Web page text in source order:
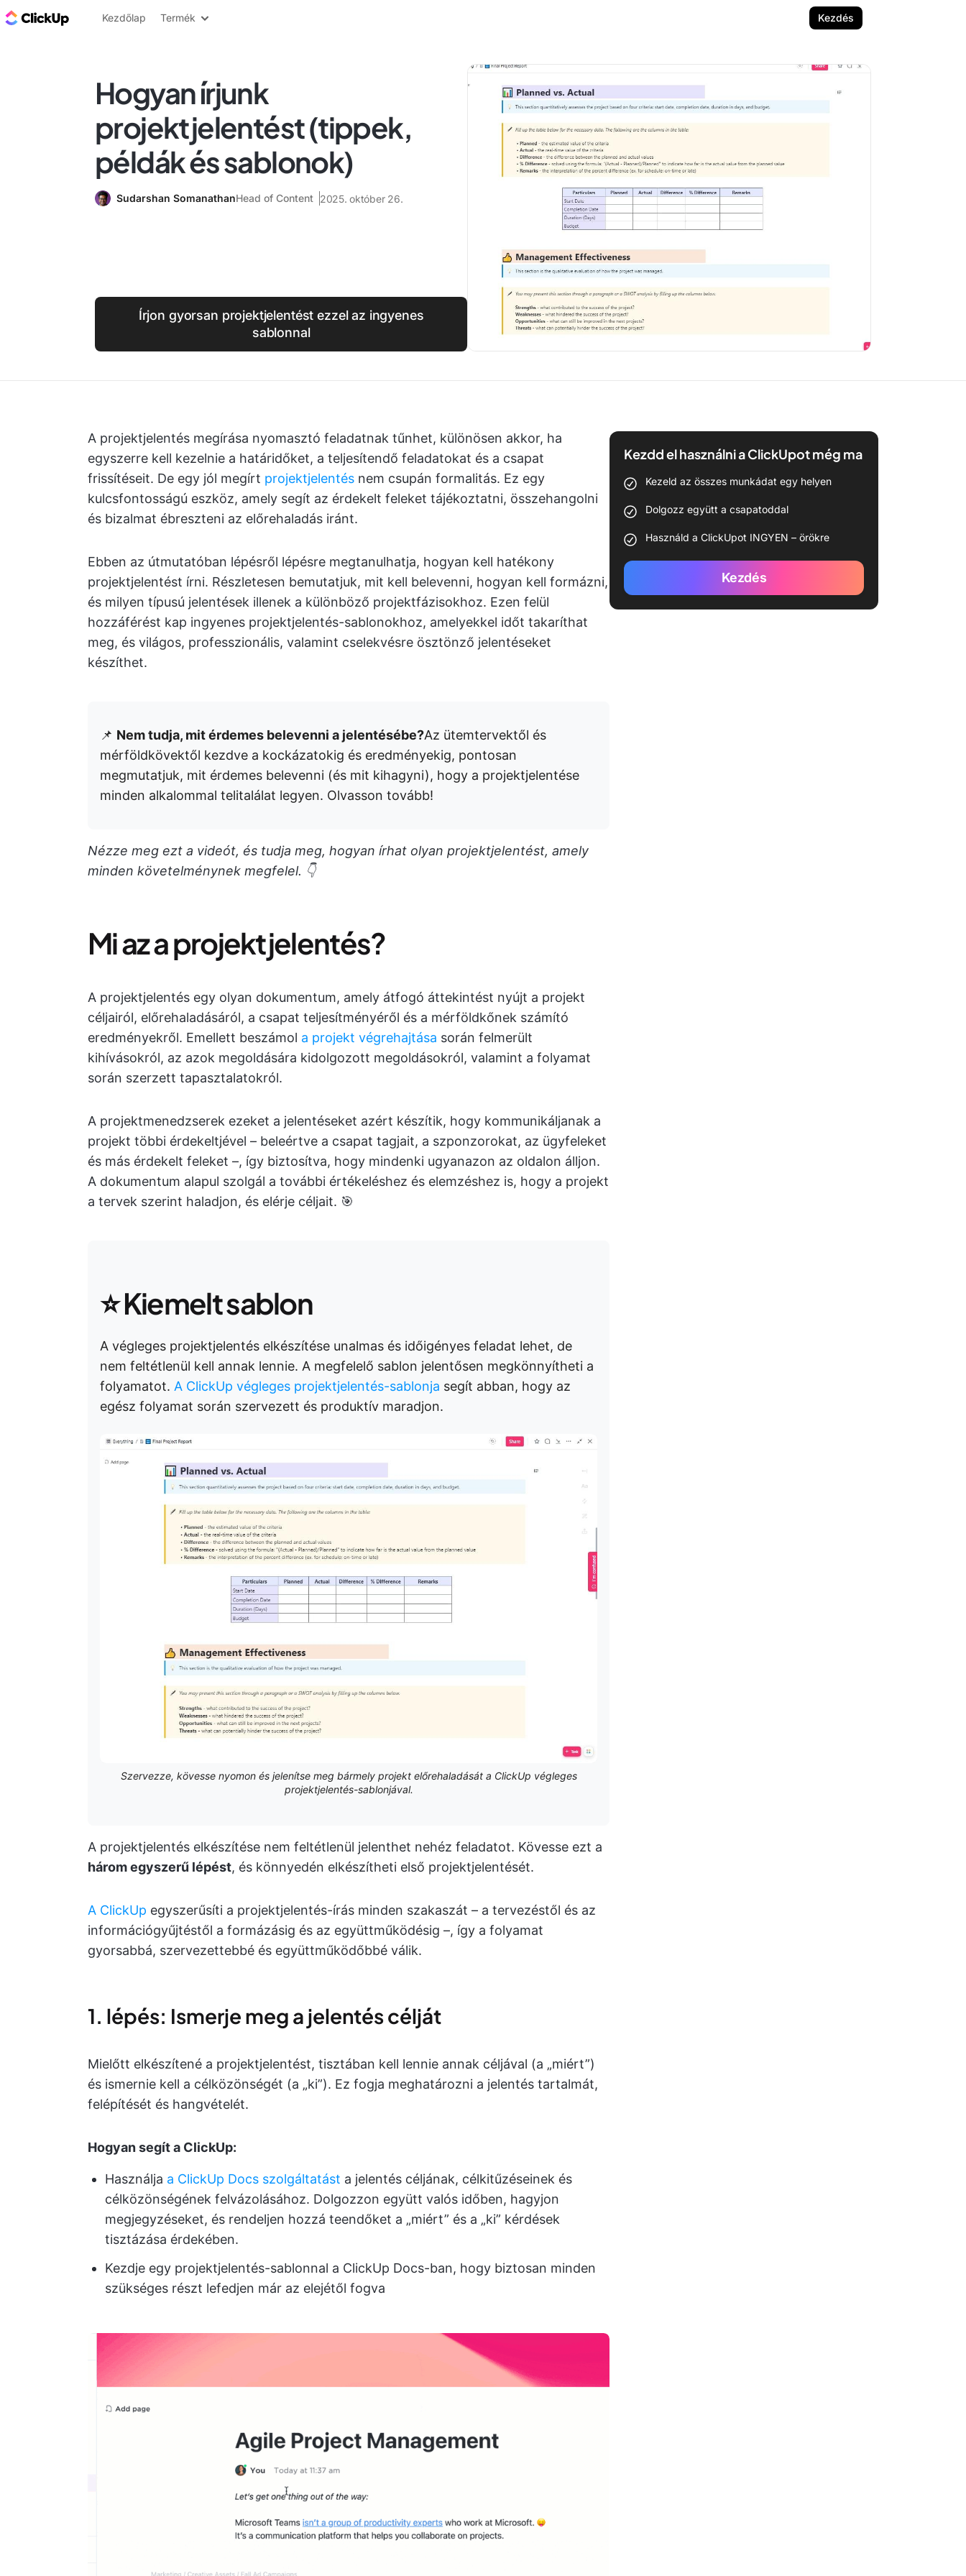
ClickUp blog
Kezdőlap Termék Kezdés
Hogyan írjunk
projektjelentést (tippek,
példák és sablonok)
Sudarshan SomanathanHead of Content 2025. október 26.
Írjon gyorsan projektjelentést ezzel az ingyenes
sablonnal
A projektjelentés megírása nyomasztó feladatnak tűnhet, különösen akkor, ha
egyszerre kell kezelnie a határidőket, a teljesítendő feladatokat és a csapat
frissítéseit. De egy jól megírt projektjelentés nem csupán formalitás. Ez egy
kulcsfontosságú eszköz, amely segít az érdekelt feleket tájékoztatni, összehangolni
és bizalmat ébreszteni az előrehaladás iránt.
Ebben az útmutatóban lépésről lépésre megtanulhatja, hogyan kell hatékony
projektjelentést írni. Részletesen bemutatjuk, mit kell belevenni, hogyan kell formázni,
és milyen típusú jelentések illenek a különböző projektfázisokhoz. Ezen felül
hozzáférést kap ingyenes projektjelentés-sablonokhoz, amelyekkel időt takaríthat
meg, és világos, professzionális, valamint cselekvésre ösztönző jelentéseket
készíthet.
📌 Nem tudja, mit érdemes belevenni a jelentésébe?Az ütemtervektől és
mérföldkövektől kezdve a kockázatokig és eredményekig, pontosan
megmutatjuk, mit érdemes belevenni (és mit kihagyni), hogy a projektjelentése
minden alkalommal telitalálat legyen. Olvasson tovább!
Nézze meg ezt a videót, és tudja meg, hogyan írhat olyan projektjelentést, amely
minden követelménynek megfelel. 👇
Mi az a projektjelentés?
A projektjelentés egy olyan dokumentum, amely átfogó áttekintést nyújt a projekt
céljairól, előrehaladásáról, a csapat teljesítményéről és a mérföldkőnek számító
eredményekről. Emellett beszámol a projekt végrehajtása során felmerült
kihívásokról, az azok megoldására kidolgozott megoldásokról, valamint a folyamat
során szerzett tapasztalatokról.
A projektmenedzserek ezeket a jelentéseket azért készítik, hogy kommunikáljanak a
projekt többi érdekeltjével – beleértve a csapat tagjait, a szponzorokat, az ügyfeleket
és más érdekelt feleket –, így biztosítva, hogy mindenki ugyanazon az oldalon álljon.
A dokumentum alapul szolgál a további értékeléshez és elemzéshez is, hogy a projekt
a tervek szerint haladjon, és elérje céljait. 🎯
⭐Kiemelt sablon
A végleges projektjelentés elkészítése unalmas és időigényes feladat lehet, de
nem feltétlenül kell annak lennie. A megfelelő sablon jelentősen megkönnyítheti a
folyamatot. A ClickUp végleges projektjelentés-sablonja segít abban, hogy az
egész folyamat során szervezett és produktív maradjon.
Szervezze, kövesse nyomon és jelenítse meg bármely projekt előrehaladását a ClickUp végleges
projektjelentés-sablonjával.
A projektjelentés elkészítése nem feltétlenül jelenthet nehéz feladatot. Kövesse ezt a
három egyszerű lépést, és könnyedén elkészítheti első projektjelentését.
A ClickUp egyszerűsíti a projektjelentés-írás minden szakaszát – a tervezéstől és az
információgyűjtéstől a formázásig és az együttműködésig –, így a folyamat
gyorsabbá, szervezettebbé és együttműködőbbé válik.
1. lépés: Ismerje meg a jelentés célját
Mielőtt elkészítené a projektjelentést, tisztában kell lennie annak céljával (a „miért”)
és ismernie kell a célközönségét (a „ki”). Ez fogja meghatározni a jelentés tartalmát,
felépítését és hangvételét.
Hogyan segít a ClickUp:
Használja a ClickUp Docs szolgáltatást a jelentés céljának, célkitűzéseinek és
célközönségének felvázolásához. Dolgozzon együtt valós időben, hagyjon
megjegyzéseket, és rendeljen hozzá teendőket a „miért” és a „ki” kérdések
tisztázása érdekében.
Kezdje egy projektjelentés-sablonnal a ClickUp Docs-ban, hogy biztosan minden
szükséges részt lefedjen már az elejétől fogva
Kezdd el használni a ClickUpot még ma
Kezeld az összes munkádat egy helyen
Dolgozz együtt a csapatoddal
Használd a ClickUpot INGYEN – örökre
Kezdés